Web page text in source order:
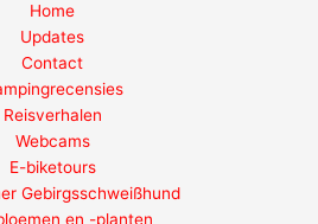
Home
Updates
Contact
Reisverhalen
Webcams
E-biketours
Gebirgsschweißhund
en -planten